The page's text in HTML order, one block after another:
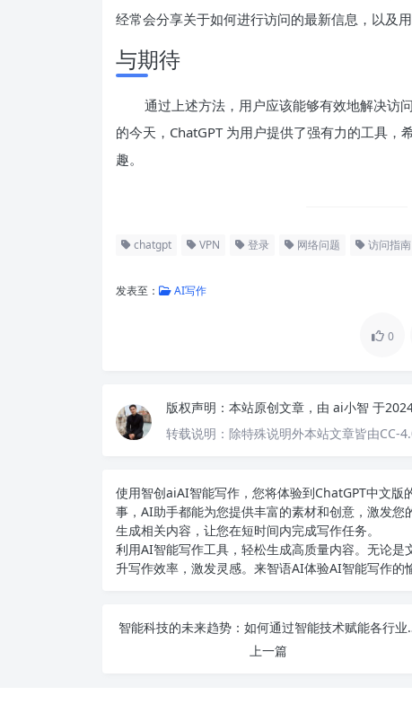
经常会分享关于如何进行访问的最新信息，以及
与期待
通过上述方法，用户应该能够有效地解决访
的今天，ChatGPT 为用户提供了强有力的工具
趣。
chatgpt VPN 登录 网络问题 访问指南
发表至： AI写作
0
版权声明： 本站原创文章，由 ai小智 于
转载说明： 除特殊说明外本站文章皆由CC-
使用智创aiAI智能写作 ，您将体验到ChatGPT中文
事，AI助手都能为您提供丰富的素材和创意，激发
生成相关内容，让您在短时间内完成写作任务。
利用AI智能写作工具，轻松生成高质量内容。无论
升写作效率，激发灵感。来智语AI体验AI智能写作的
智能科技的未来趋
上一篇